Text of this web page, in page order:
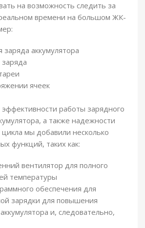
на возможность следить за
времени на большом ЖК-
аккумулятора
ячеек
работы зарядного
а также надежности
мы добавили несколько
функций, таких как:
вентилятор для полного
температуры
обеспечения для
зарядки для повышения
и, следовательно,